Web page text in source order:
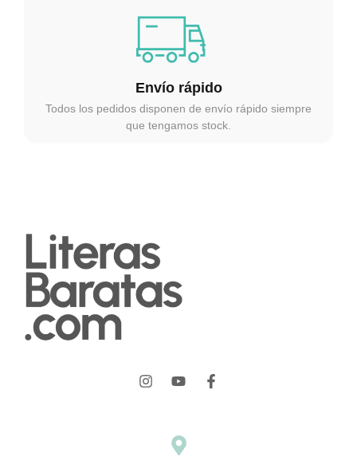
Envío rápido
Todos los pedidos disponen de envío rápido siempre
que tengamos stock.